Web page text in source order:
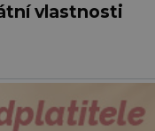
vlastnosti